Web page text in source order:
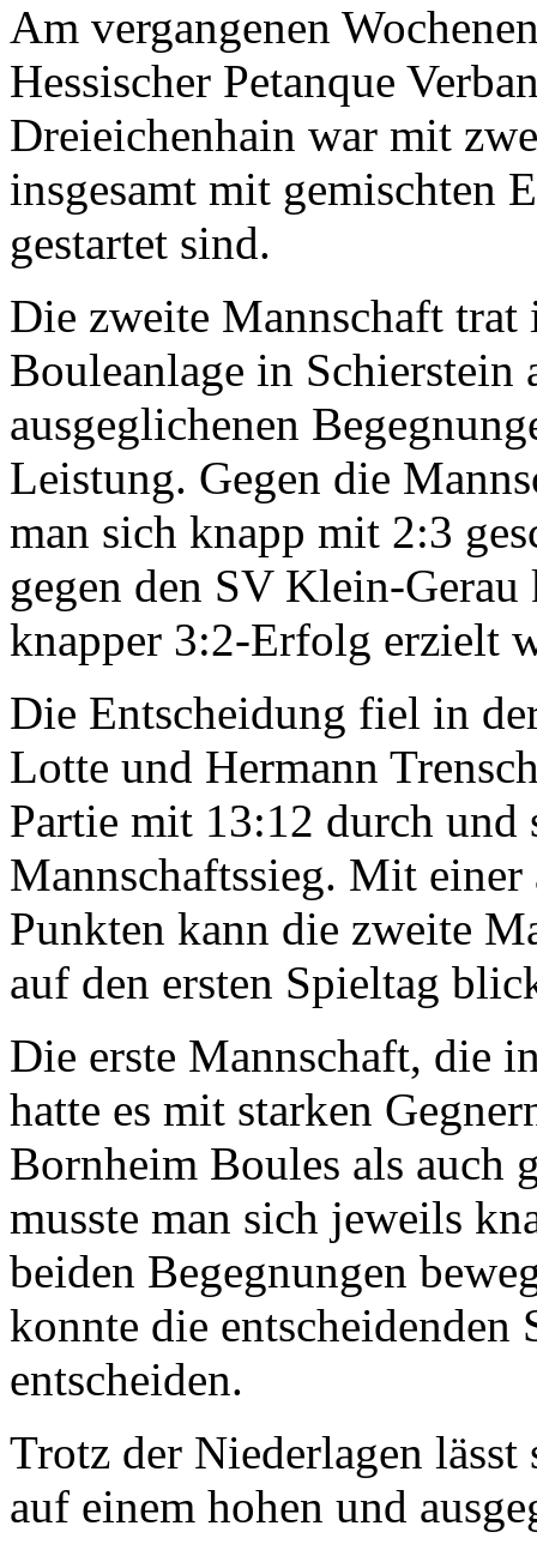
Am vergangenen
Hessischer Petanque
Dreieichenhain war mit
insgesamt mit gemischten
gestartet sind.
Die zweite Mannschaft
Bouleanlage in Schierstein
ausgeglichenen
Leistung. Gegen die
man sich knapp mit 2:3
gegen den SV Klein-
knapper 3:2-Erfolg erzielt
Die Entscheidung fiel in
Lotte und Hermann
Partie mit 13:12 durch und
Mannschaftssieg. Mit
Punkten kann die zweite
auf den ersten Spieltag
Die erste Mannschaft, die
hatte es mit starken
Bornheim Boules als auch
musste man sich jeweils
beiden Begegnungen
konnte die
entscheiden.
Trotz der Niederlagen lässt
auf einem hohen und